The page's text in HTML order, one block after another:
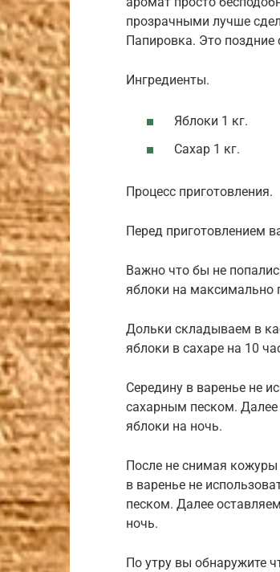
прозрачными лучше
Папировка. Это поздние
Ингредиенты.
Яблоки 1 кг.
Сахар 1 кг.
Процесс приготовления.
Перед приготовлением
Важно что бы не
яблоки на максимально
Дольки складываем в
яблоки в сахаре на 10
Середину в варенье не
сахарным песком. Далее
яблоки на ночь.
После не снимая
в варенье не
песком. Далее
ночь.
По утру вы обнаружите